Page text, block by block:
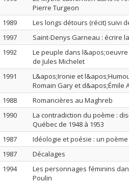
Pierre Turgeon
1989
Les longs détours (récit) suivi
1997
Saint-Denys Garneau : écrire
1992
Le peuple dans
de Jules Michelet
1991
L&apos;Ironie et
Romain Gary et d&apos;Émile
1988
Romancières au Maghreb
1990
La contradiction du poème :
Québec de 1948 à 1953
1987
Idéologie et poésie : un
1987
Décalages
1994
Les personnages féminins
Poulin